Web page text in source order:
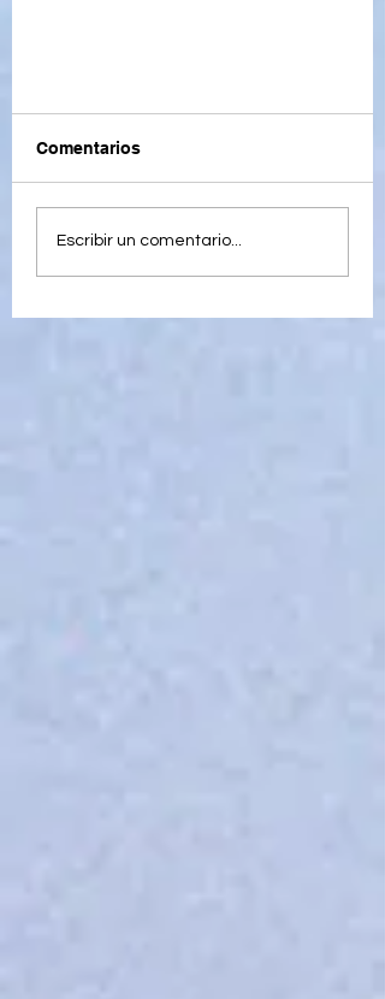
Personalizar camisa con
Comentarios
Escribir un comentario...